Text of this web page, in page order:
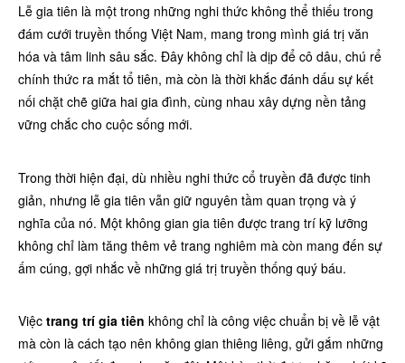
Lễ gia tiên là một trong những nghi thức không thể thiếu trong
đám cưới truyền thống Việt Nam, mang trong mình giá trị văn
hóa và tâm linh sâu sắc. Đây không chỉ là dịp để cô dâu, chú rể
chính thức ra mắt tổ tiên, mà còn là thời khắc đánh dấu sự kết
nối chặt chẽ giữa hai gia đình, cùng nhau xây dựng nền tảng
vững chắc cho cuộc sống mới.
Trong thời hiện đại, dù nhiều nghi thức cổ truyền đã được tinh
giản, nhưng lễ gia tiên vẫn giữ nguyên tầm quan trọng và ý
nghĩa của nó. Một không gian gia tiên được trang trí kỹ lưỡng
không chỉ làm tăng thêm vẻ trang nghiêm mà còn mang đến sự
ấm cúng, gợi nhắc về những giá trị truyền thống quý báu.
Việc trang trí gia tiên không chỉ là công việc chuẩn bị về lễ vật
mà còn là cách tạo nên không gian thiêng liêng, gửi gắm những